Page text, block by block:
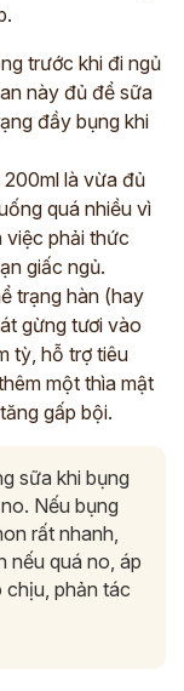
trước khi đi ngủ
này đủ để sữa
đầy bụng khi
là vừa đủ
quá nhiều vì
việc phải thức
giấc ngủ.
trạng hàn (hay
gừng tươi vào
tỳ, hỗ trợ tiêu
một thìa mật
gấp bội.
sữa khi bụng
Nếu bụng
rất nhanh,
nếu quá no, áp
chịu, phản tác